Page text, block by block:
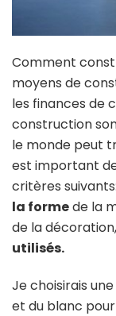
Comment
moyens de
les finances de
construction
le monde peut
est important
critères suivants:
la formede la
de la décoration,
utilisés.
Je choisirais
et du blanc